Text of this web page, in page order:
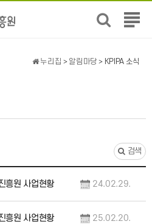
전
뉴
누리집 > 알림마당 > KPIPA 소식
검색
흥원 사업현황 24.02.29.
흥원 사업현황 25.02.20.